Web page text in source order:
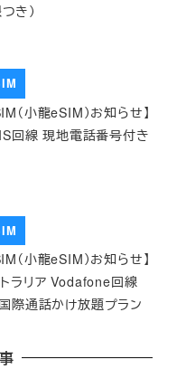
き）
（小龍eSIM）お知らせ】
回線 現地電話番号付き
（小龍eSIM）お知らせ】
トラリア Vodafone回線
際通話かけ放題プラン